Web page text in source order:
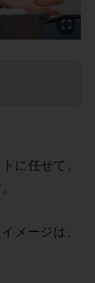
に任せて、
メージは、